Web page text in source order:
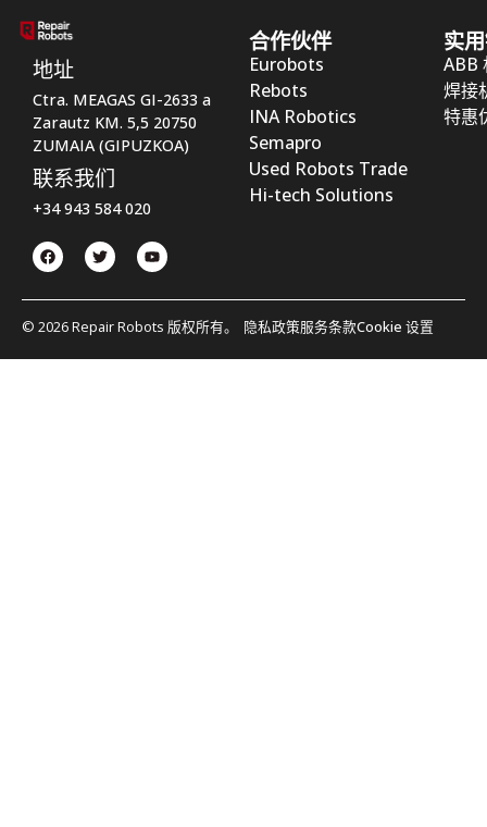
地址
Ctra. MEAGAS GI-2633 a
Zarautz KM. 5,5 20750
ZUMAIA (GIPUZKOA)
联系我们
+34 943 584 020
合作伙伴
Eurobots
Rebots
INA Robotics
Semapro
Used Robots Trade
Hi-tech Solutions
实
ABB
焊接
特惠
© 2026 Repair Robots 版权所有。 隐私政策服务条款Cookie 设置